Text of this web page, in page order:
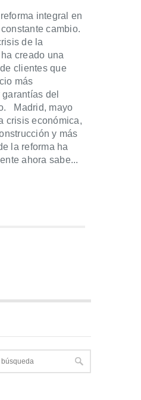
integral en
cambio.
de la
creado una
clientes que
más
del
Madrid, mayo
crisis económica,
y más
la reforma ha
ahora sabe...